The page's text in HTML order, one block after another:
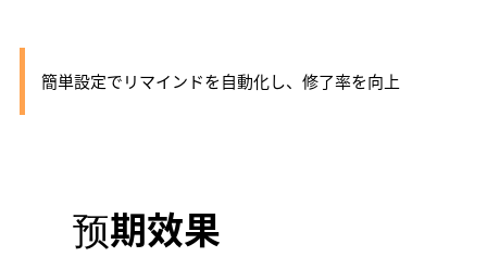
簡単設定でリマインドを自動化し、修了率を向上
预期效果